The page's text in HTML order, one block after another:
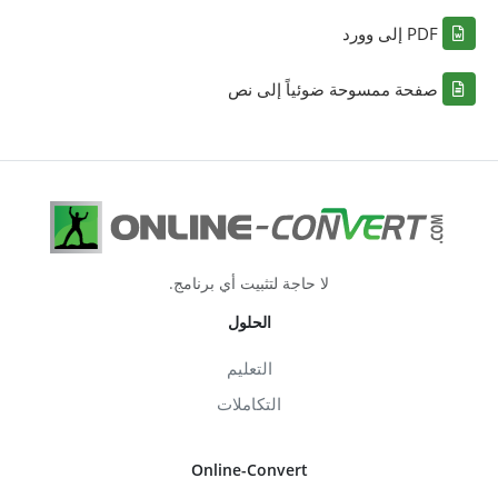
PDF إلى وورد
صفحة ممسوحة ضوئياً إلى نص
لا حاجة لتثبيت أي برنامج.
الحلول
التعليم
التكاملات
Online-Convert